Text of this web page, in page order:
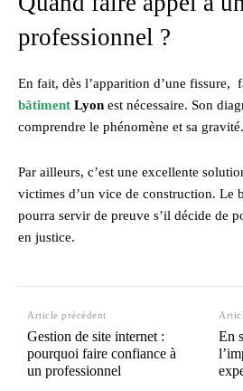
professionnel ?
En fait, dès l’apparition d’une fissure,
bâtiment Lyon est nécessaire. Son
comprendre le phénomène et sa gravité.
Par ailleurs, c’est une excellente
victimes d’un vice de construction. Le
pourra servir de preuve s’il décide de
en justice.
Article précédent
Gestion de site internet :
pourquoi faire confiance à
un professionnel
En